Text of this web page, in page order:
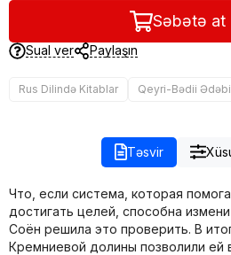
Səbətə at
Sual ver Paylaşın
Rus Dilində Kitablar Qeyri-Bədii
Təsvir
Что, если система, которая
достигать целей, способна
Соён решила это проверить. В
Кремниевой долины позволили ей